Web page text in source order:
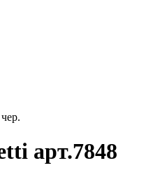
арт.7848